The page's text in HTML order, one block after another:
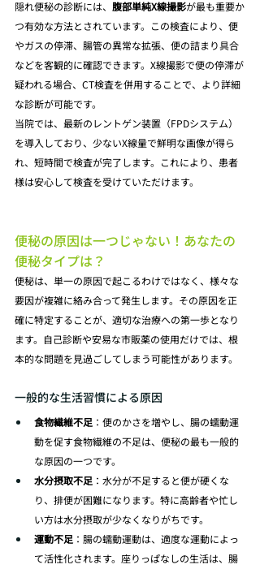
隠れ便秘の診断には、 腹部単純X線撮影が最も重要か
つ有効な方法とされています。この検査により、便
やガスの停滞、腸管の異常な拡張、便の詰まり具合
などを客観的に確認できます。X線撮影で便の停滞が
疑われる場合、CT検査を併用することで、より詳細
な診断が可能です。
当院では、最新のレントゲン装置（FPDシステム）
を導入しており、少ないX線量で鮮明な画像が得ら
れ、短時間で検査が完了します。これにより、患者
様は安心して検査を受けていただけます。
便秘の原因は一つじゃない！あなたの
便秘タイプは？
便秘は、単一の原因で起こるわけではなく、様々な
要因が複雑に絡み合って発生します。その原因を正
確に特定することが、適切な治療への第一歩となり
ます。自己診断や安易な市販薬の使用だけでは、根
本的な問題を見過ごしてしまう可能性があります。
一般的な生活習慣による原因
食物繊維不足 ：便のかさを増やし、腸の蠕動運
動を促す食物繊維の不足は、便秘の最も一般的
な原因の一つです。
水分摂取不足 ：水分が不足すると便が硬くな
り、排便が困難になります。特に高齢者や忙し
い方は水分摂取が少なくなりがちです。
運動不足 ：腸の蠕動運動は、適度な運動によっ
て活性化されます。座りっぱなしの生活は、腸